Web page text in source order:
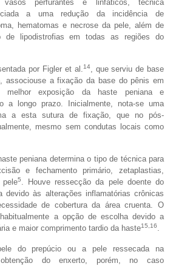
perfurantes e linfáticos, técnica
a uma redução da incidência de
hematomas e necrose da pele, além de
de lipodistrofias em todas as regiões do
por Figler et al. 14, que serviu de base
associouse a fixação da base do pênis em
melhor exposição da haste peniana e
a longo prazo. Inicialmente, nota-se uma
a esta sutura de fixação, que no pós-
mesmo sem condutas locais como
peniana determina o tipo de técnica para
e fechamento primário, zetaplastias,
5
. Houve ressecção da pele doente do
devido às alterações inflamatórias crônicas
de cobertura da área cruenta. O
a opção de escolha devido a
e maior comprimento tardio da haste15,16
do prepúcio ou a pele ressecada na
obtenção do enxerto, porém, no caso